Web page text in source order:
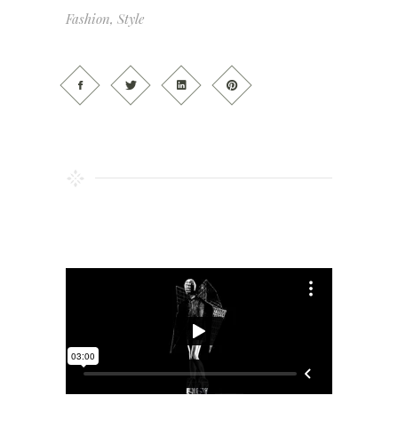
Fashion, Style